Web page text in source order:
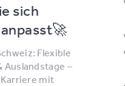
sich
Flexible
Auslandstage –
mit